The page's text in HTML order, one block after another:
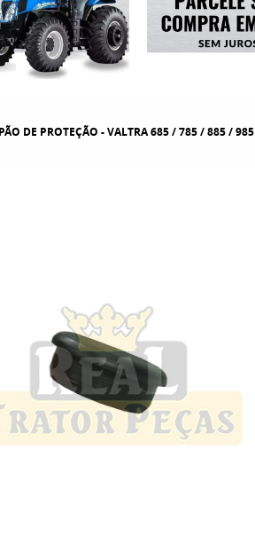
DE PROTEÇÃO - VALTRA 685 / 785 / 885 / 985